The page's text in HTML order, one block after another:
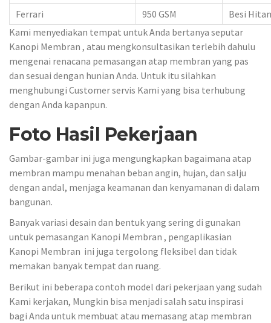
Ferrari
950 GSM
Besi
Kami menyediakan tempat untuk Anda bertanya seputar
Kanopi Membran , atau mengkonsultasikan terlebih dahulu
mengenai renacana pemasangan atap membran yang pas
dan sesuai dengan hunian Anda. Untuk itu silahkan
menghubungi Customer servis Kami yang bisa terhubung
dengan Anda kapanpun.
Foto Hasil Pekerjaan
Gambar-gambar ini juga mengungkapkan bagaimana atap
membran mampu menahan beban angin, hujan, dan salju
dengan andal, menjaga keamanan dan kenyamanan di dalam
bangunan.
Banyak variasi desain dan bentuk yang sering di gunakan
untuk pemasangan Kanopi Membran , pengaplikasian
Kanopi Membran ini juga tergolong fleksibel dan tidak
memakan banyak tempat dan ruang.
Berikut ini beberapa contoh model dari pekerjaan yang sudah
Kami kerjakan, Mungkin bisa menjadi salah satu inspirasi
bagi Anda untuk membuat atau memasang atap membran